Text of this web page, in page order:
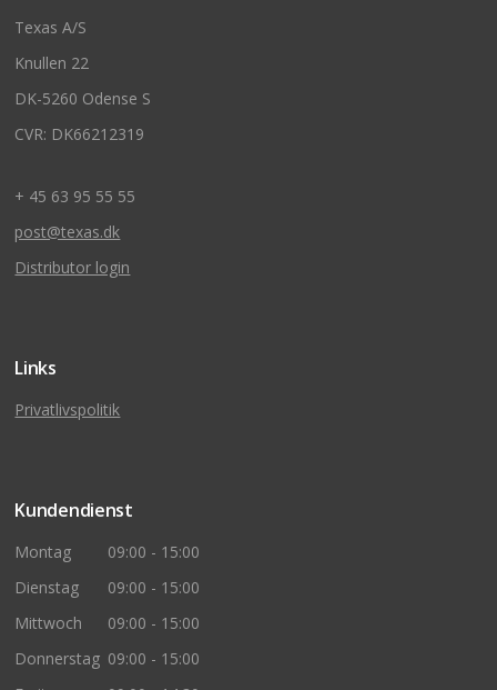
Texas A/S
Knullen 22
DK-5260 Odense S
CVR: DK66212319
+ 45 63 95 55 55
post@texas.dk
Distributor login
Links
Privatlivspolitik
Kundendienst
Montag
09:00 - 15:00
Dienstag
09:00 - 15:00
Mittwoch
09:00 - 15:00
Donnerstag 09:00 - 15:00